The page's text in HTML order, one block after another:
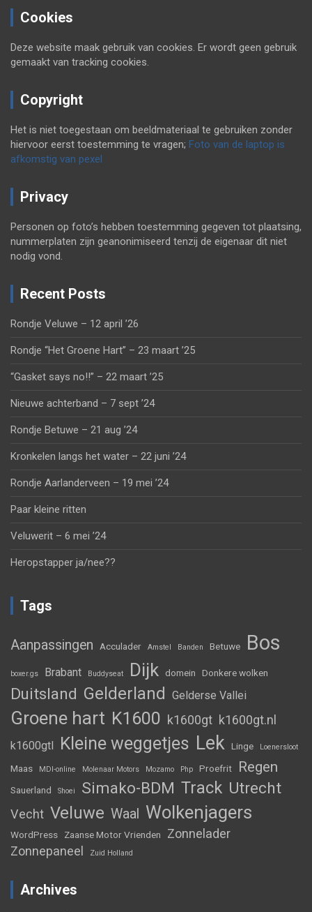
Cookies
Deze website maak gebruik van cookies. Er wordt geen gebruik
gemaakt van tracking cookies.
Copyright
Het is niet toegestaan om beeldmateriaal te gebruiken zonder
hiervoor eerst toestemming te vragen; Foto van de laptop is
afkomstig van pexel
Privacy
Personen op foto’s hebben toestemming gegeven tot plaatsing,
nummerplaten zijn geanonimiseerd tenzij de eigenaar dit niet
nodig vond.
Recent Posts
Rondje Veluwe – 12 april ’26
Rondje “Het Groene Hart” – 23 maart ’25
“Gasket says no!!” – 22 maart ’25
Nieuwe achterband – 7 sept ’24
Rondje Betuwe – 21 aug ’24
Kronkelen langs het water – 22 juni ’24
Rondje Aarlanderveen – 19 mei ’24
Paar kleine ritten
Veluwerit – 6 mei ’24
Heropstapper ja/nee??
Tags
Aanpassingen Acculader Amstel Banden Betuwe Bos
boxer.gs Brabant Buddyseat Dijk domein Donkere wolken
Duitsland Gelderland Gelderse Vallei
Groene hart K1600 k1600gt k1600gt.nl
k1600gtl Kleine weggetjes Lek Linge Loenersloot
Maas MDI-online Molenaar Motors Mozamo Php Proefrit Regen
Sauerland Shoei Simako-BDM Track Utrecht
Vecht Veluwe Waal Wolkenjagers
WordPress Zaanse Motor Vrienden
Zonnelader
Zonnepaneel
Zuid Holland
Archives